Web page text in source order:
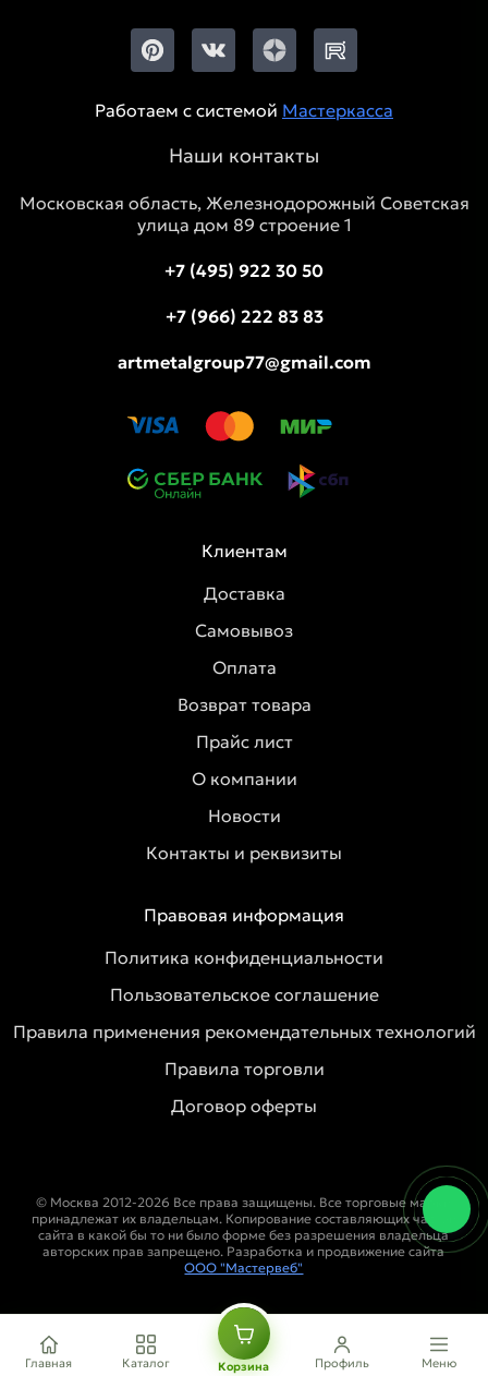
Главная Каталог Корзина Профиль Меню
Работаем с системой Мастеркасса
Наши контакты
Московская область, Железнодорожный Советская
улица дом 89 строение 1
+7 (495) 922 30 50
+7 (966) 222 83 83
artmetalgroup77@gmail.com
Клиентам
Доставка
Самовывоз
Оплата
Возврат товара
Прайс лист
О компании
Новости
Контакты и реквизиты
Правовая информация
Политика конфиденциальности
Пользовательское соглашение
Правила применения рекомендательных технологий
Правила торговли
Договор оферты
© Москва 2012-2026 Все права защищены. Все торговые марки
принадлежат их владельцам. Копирование составляющих частей
сайта в какой бы то ни было форме без разрешения владельца
авторских прав запрещено. Разработка и продвижение сайта
ООО "Мастервеб"